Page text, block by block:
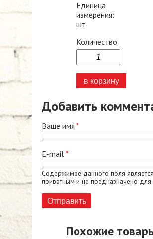
Единица
измерения:
шт
Количество
Добавить
Ваше имя *
E-mail *
Содержимое данного поля является
приватным и не предназначено для
Похожие